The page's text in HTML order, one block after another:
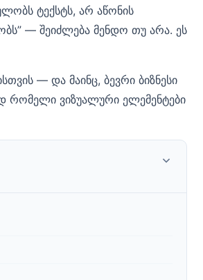
ტექსტს, არ აწონის
— შეიძლება მენდო თუ არა. ეს
— და მაინც, ბევრი ბიზნესი
რომელი ვიზუალური ელემენტები